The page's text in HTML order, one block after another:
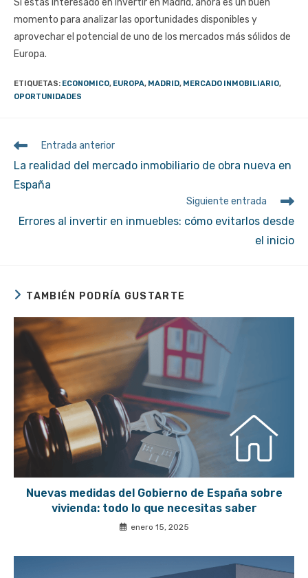
momento para analizar las oportunidades disponibles y
aprovechar el potencial de uno de los mercados más sólidos de
Europa.
ETIQUETAS: ECONOMICO, EUROPA, MADRID, MERCADO INMOBILIARIO,
OPORTUNIDADES
Leer
artículos
Entrada anterior
La realidad del mercado inmobiliario de obra nueva en
España
Siguiente entrada
Errores al invertir en inmuebles: cómo evitarlos desde
el inicio
TAMBIÉN PODRÍA GUSTARTE
Nuevas medidas del Gobierno de España sobre
vivienda: todo lo que necesitas saber
enero 15, 2025